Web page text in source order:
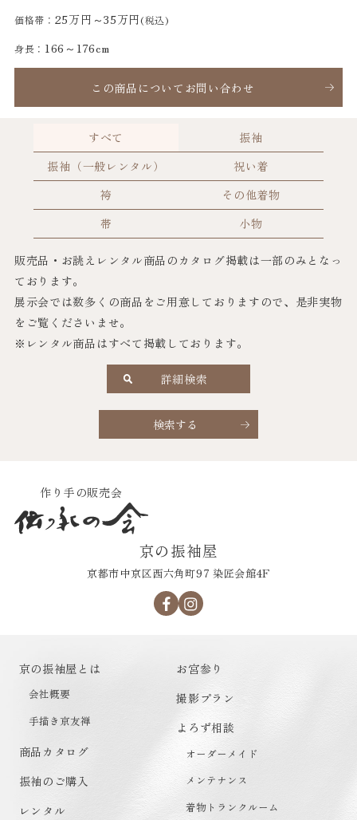
価格帯： 25万円～35万円(税込)
身長： 166～176cm
この商品についてお問い合わせ
すべて
振袖
振袖（一般レンタル）
祝い着
袴
その他着物
帯
小物
販売品・お誂えレンタル商品のカタログ掲載は一部のみとなっ
ております。
展示会では数多くの商品をご用意しておりますので、是非実物
をご覧くださいませ。
※レンタル商品はすべて掲載しております。
詳細検索
検索する
作り手の販売会
京の振袖屋
京都市中京区西六角町97 染匠会館4F
京の振袖屋とは
会社概要
手描き京友禅
商品カタログ
振袖のご購入
レンタル
お宮参り
撮影プラン
よろず相談
オーダーメイド
メンテナンス
着物トランクルーム